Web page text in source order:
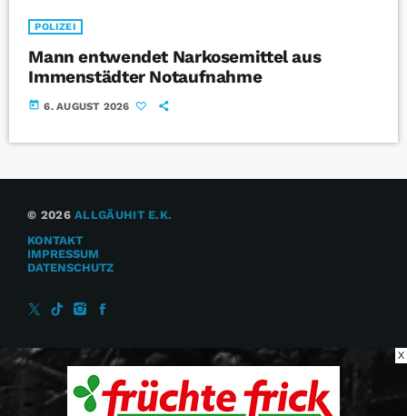
POLIZEI
Mann entwendet Narkosemittel aus
Immenstädter Notaufnahme
today 6. AUGUST 2026
© 2026ALLGÄUHIT E.K.
KONTAKT
IMPRESSUM
DATENSCHUTZ
X